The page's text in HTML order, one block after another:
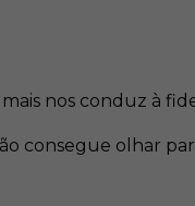
nos conduz à
consegue olhar